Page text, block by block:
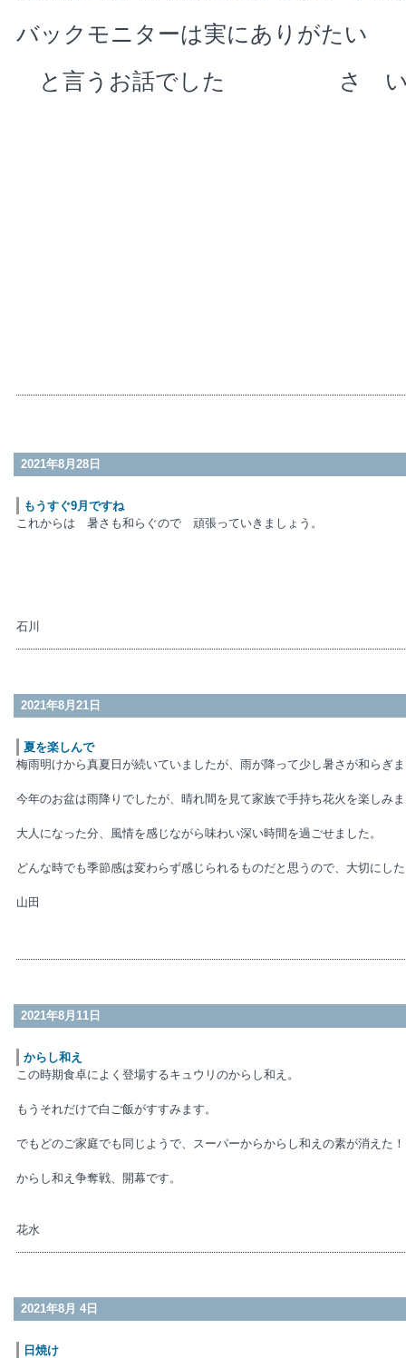
バックモニターは実にありがたい
と言うお話でした さ い
2021年8月28日
もうすぐ9月ですね
これからは 暑さも和らぐので 頑張っていきましょう。
石川
2021年8月21日
夏を楽しんで
梅雨明けから真夏日が続いていましたが、雨が降って少し暑さが和らぎ
今年のお盆は雨降りでしたが、晴れ間を見て家族で手持ち花火を楽しみ
大人になった分、風情を感じながら味わい深い時間を過ごせました。
どんな時でも季節感は変わらず感じられるものだと思うので、大切にし
山田
2021年8月11日
からし和え
この時期食卓によく登場するキュウリのからし和え。
もうそれだけで白ご飯がすすみます。
でもどのご家庭でも同じようで、スーパーからからし和えの素が消えた
からし和え争奪戦、開幕です。
花水
2021年8月 4日
日焼け